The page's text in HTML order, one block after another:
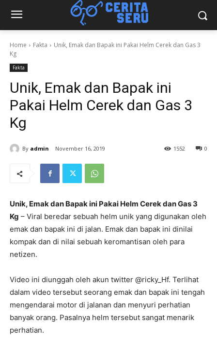
Home Fakta
Unik, Emak dan Bapak ini Pakai Helm Cerek dan Gas 3
Kg
Fakta
Unik, Emak dan Bapak ini
Pakai Helm Cerek dan Gas 3
Kg
By admin November 16, 2019 0
1552
Unik, Emak dan Bapak ini Pakai Helm Cerek dan Gas 3
Kg – Viral beredar sebuah helm unik yang digunakan oleh
emak dan bapak ini di jalan. Emak dan bapak ini dinilai
kompak dan di nilai sebuah keromantisan oleh para
netizen.
Video ini diunggah oleh akun twitter @ricky_Hf. Terlihat
dalam video tersebut seorang emak dan bapak ini tengah
mengendarai motor di jalanan dan menyuri perhatian
banyak orang. Pasalnya helm tersebut sangat menarik
perhatian.